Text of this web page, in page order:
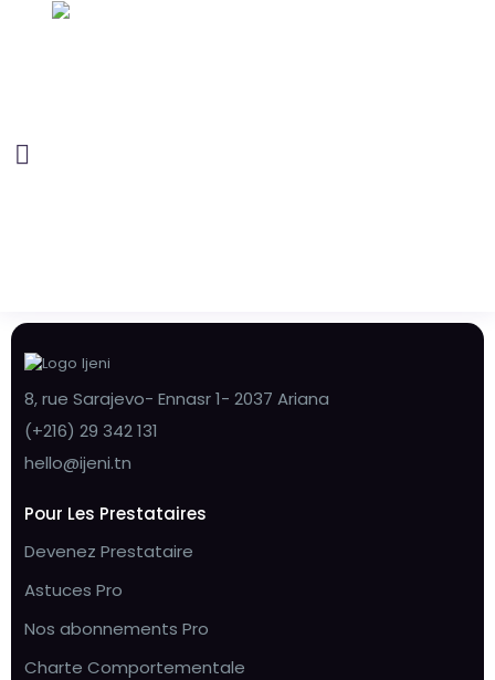
8, rue Sarajevo- Ennasr 1- 2037 Ariana
(+216) 29 342 131
hello@ijeni.tn
Pour Les Prestataires
Devenez Prestataire
Astuces Pro
Nos abonnements Pro
Charte Comportementale